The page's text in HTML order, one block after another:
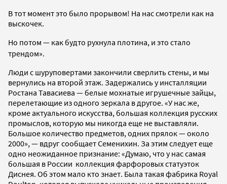
В тот момент это было прорывом! На нас смотрели как на
выскочек.
Но потом — как будто рухнула плотина, и это стало
трендом».
Люди с шуруповертами закончили сверлить стены, и мы
вернулись на второй этаж. Задержались у инсталляции
Ростана Тавасиева — белые мохнатые игрушечные зайцы,
перелетающие из одного зеркала в другое. «У нас же,
кроме актуального искусства, большая коллекция русских
промыслов, которую мы никогда еще не выставляли.
Большое количество предметов, одних прялок — около
2000», — вдруг сообщает Семенихин. За этим следует еще
одно неожиданное признание: «Думаю, что у нас самая
большая в России коллекция фарфоровых статуэток
Диснея. Об этом мало кто знает. Была такая фабрика Royal